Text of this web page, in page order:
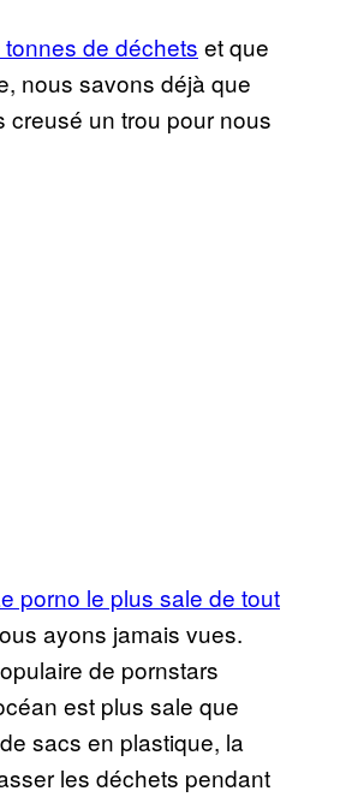
de déchets et que
nous savons déjà que
creusé un trou pour nous
porno le plus sale de tout
ayons jamais vues.
de pornstars
est plus sale que
sacs en plastique, la
les déchets pendant